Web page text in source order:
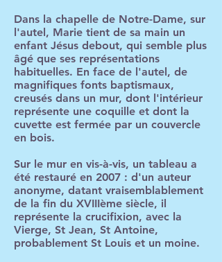
Dans la chapelle de Notre-Dame, sur
l'autel, Marie tient de sa main un
enfant Jésus debout, qui semble plus
âgé que ses représentations
habituelles. En face de l'autel, de
magnifiques fonts baptismaux,
creusés dans un mur, dont l'intérieur
représente une coquille et dont la
cuvette est fermée par un couvercle
en bois.
Sur le mur en vis-à-vis, un tableau a
été restauré en 2007 : d'un auteur
anonyme, datant vraisemblablement
de la fin du XVIIIème siècle, il
représente la crucifixion, avec la
Vierge, St Jean, St Antoine,
probablement St Louis et un moine.